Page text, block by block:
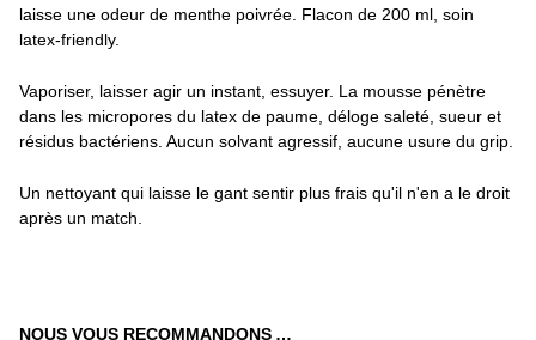
laisse une odeur de menthe poivrée. Flacon de 200 ml, soin
latex-friendly.
Vaporiser, laisser agir un instant, essuyer. La mousse pénètre
dans les micropores du latex de paume, déloge saleté, sueur et
résidus bactériens. Aucun solvant agressif, aucune usure du grip.
Un nettoyant qui laisse le gant sentir plus frais qu'il n'en a le droit
après un match.
NOUS VOUS RECOMMANDONS AUSSI: